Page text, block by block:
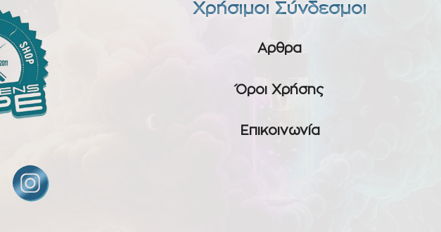
Χρήσιμοι Σύνδεσμοι
Αρθρα
Όροι Χρήσης
Επικοινωνία